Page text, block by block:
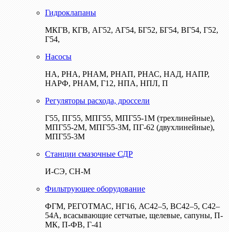
Гидроклапаны
МКГВ, КГВ, АГ52, АГ54, БГ52, БГ54, ВГ54, Г52,
Г54,
Насосы
НА, РНА, РНАМ, РНАП, РНАС, НАД, НАПР,
НАРФ, РНАМ, Г12, НПА, НПЛ, П
Регуляторы расхода, дроссели
Г55, ПГ55, МПГ55, МПГ55-1М (трехлинейные),
МПГ55-2М, МПГ55-3М, ПГ-62 (двухлинейные),
МПГ55-3М
Станции смазочные СДР
И-СЭ, СН-М
Фильтрующее оборудование
ФГМ, РЕГОТМАС, НГ16, АС42–5, ВС42–5, С42–
54А, всасывающие сетчатые, щелевые, сапуны, П-
МК, П-ФВ, Г-41